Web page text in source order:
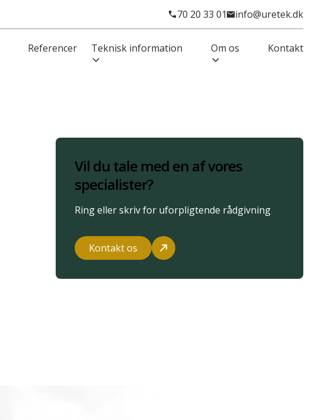
70 20 33 01 info@uretek.dk
Referencer Teknisk information Om os Kontakt
Vil du tale med en af vores
specialister?
Ring eller skriv for uforpligtende rådgivning
Kontakt os